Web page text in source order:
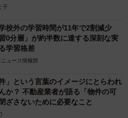
子
校外の学習時間が11年で2割減少
0分層」が約半数に達する深刻な実
学習格差
ニュース情報部
件」という言葉のイメージにとらわれ
か？ 不動産業者が語る「物件の可
ざさないために必要なこと